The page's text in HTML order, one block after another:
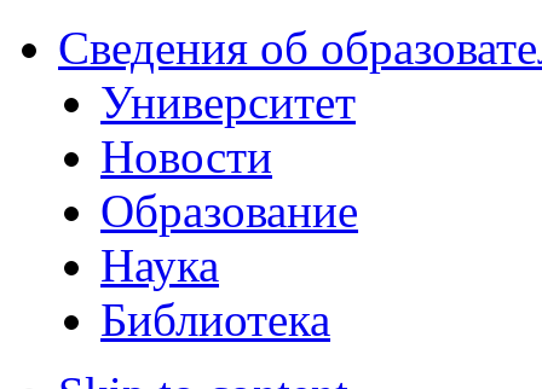
Сведения об
Университет
Новости
Образование
Наука
Библиотека